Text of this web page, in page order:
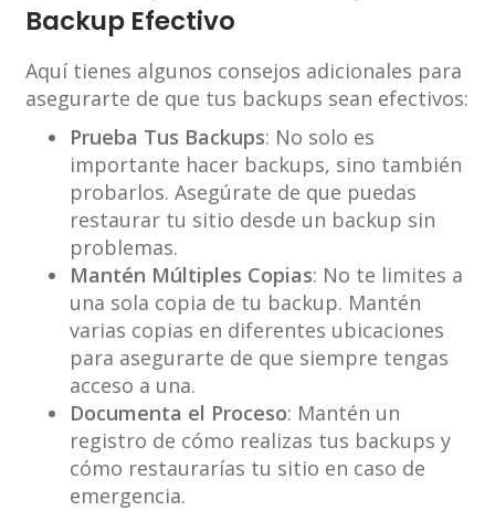
Backup Efectivo
Aquí tienes algunos consejos adicionales para
asegurarte de que tus backups sean efectivos:
Prueba Tus Backups: No solo es
importante hacer backups, sino también
probarlos. Asegúrate de que puedas
restaurar tu sitio desde un backup sin
problemas.
Mantén Múltiples Copias: No te limites a
una sola copia de tu backup. Mantén
varias copias en diferentes ubicaciones
para asegurarte de que siempre tengas
acceso a una.
Documenta el Proceso: Mantén un
registro de cómo realizas tus backups y
cómo restaurarías tu sitio en caso de
emergencia.